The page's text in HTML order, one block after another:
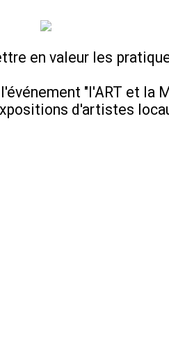
en valeur les
"l'ART et la
d'artistes